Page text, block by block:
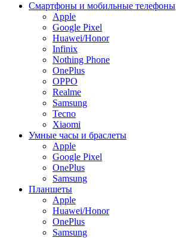
Смартфоны и мобильные телефоны
Apple
Google Pixel
Huawei/Honor
Infinix
Nothing Phone
OnePlus
OPPO
Realme
Samsung
Tecno
Xiaomi
Умные часы и браслеты
Apple
Google Pixel
OnePlus
Samsung
Планшеты
Apple
Huawei/Honor
OnePlus
Samsung